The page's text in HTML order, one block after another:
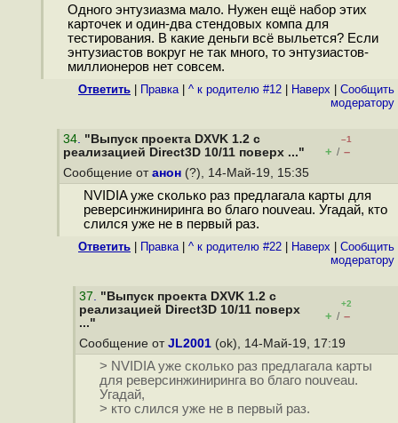
Одного энтузиазма мало. Нужен ещё набор этих
карточек и один-два стендовых компа для
тестирования. В какие деньги всё выльется? Если
энтузиастов вокруг не так много, то энтузиастов-
миллионеров нет совсем.
Ответить Правка| ^ к родителю #12 Наверх
Cообщить
модератору
34. "Выпуск проекта DXVK 1.2 с
реализацией Direct3D 10/11 поверх ..."
–1
+ / –
Сообщение от анон (?), 14-Май-19, 15:35
NVIDIA уже сколько раз предлагала карты для
реверсинжиниринга во благо nouveau. Угадай, кто
слился уже не в первый раз.
Ответить Правка| ^ к родителю #22 Наверх
Cообщить
модератору
37. "Выпуск проекта DXVK 1.2 с
реализацией Direct3D 10/11 поверх
..."
+2
+ / –
Сообщение от JL2001 (ok), 14-Май-19, 17:19
> NVIDIA уже сколько раз предлагала карты
для реверсинжиниринга во благо nouveau.
Угадай,
> кто слился уже не в первый раз.